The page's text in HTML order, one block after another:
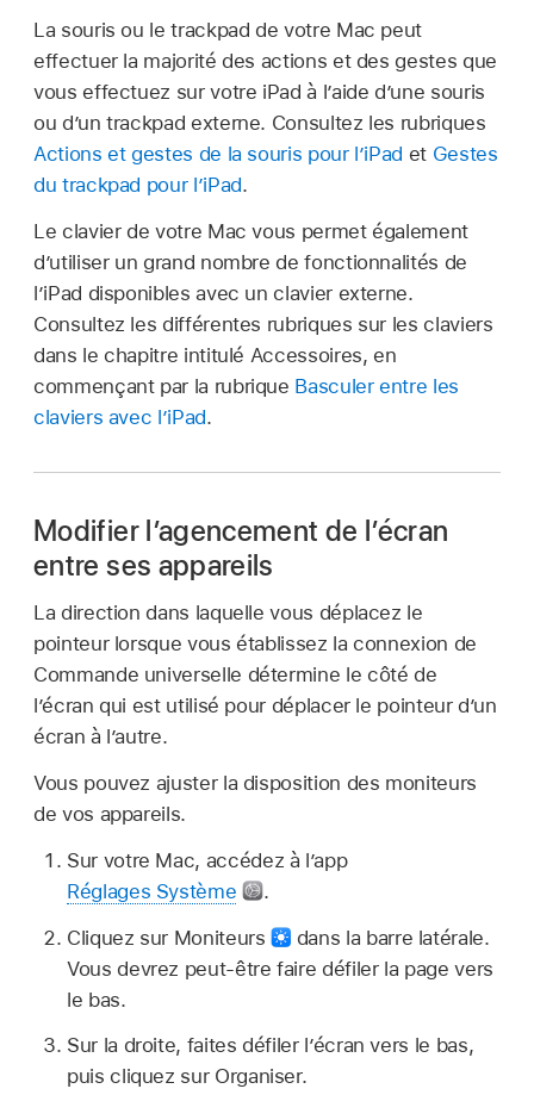
La souris ou le trackpad de votre Mac peut
effectuer la majorité des actions et des gestes que
vous effectuez sur votre iPad à l’aide d’une souris
ou d’un trackpad externe. Consultez les rubriques
Actions et gestes de la souris pour l’iPad et Gestes
du trackpad pour l’iPad.
Le clavier de votre Mac vous permet également
d’utiliser un grand nombre de fonctionnalités de
l’iPad disponibles avec un clavier externe.
Consultez les différentes rubriques sur les claviers
dans le chapitre intitulé Accessoires, en
commençant par la rubrique Basculer entre les
claviers avec l’iPad.
Modifier l’agencement de l’écran
entre ses appareils
La direction dans laquelle vous déplacez le
pointeur lorsque vous établissez la connexion de
Commande universelle détermine le côté de
l’écran qui est utilisé pour déplacer le pointeur d’un
écran à l’autre.
Vous pouvez ajuster la disposition des moniteurs
de vos appareils.
Sur votre Mac, accédez à l’app
Réglages Système
.
Cliquez sur Moniteurs
dans la barre latérale.
Vous devrez peut-être faire défiler la page vers
le bas.
Sur la droite, faites défiler l’écran vers le bas,
puis cliquez sur Organiser.